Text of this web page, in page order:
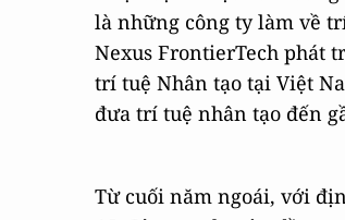
là những công ty làm về
Nexus FrontierTech phát
trí tuệ Nhân tạo tại Việt
đưa trí tuệ nhân tạo đến
Từ cuối năm ngoái, với